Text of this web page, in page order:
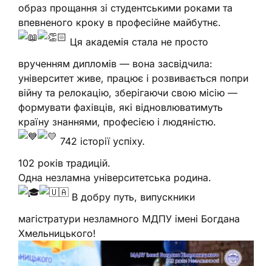
образ прощання зі студентськими роками та
впевненого кроку в професійне майбутнє.
Ця академія стала не просто
врученням дипломів — вона засвідчила:
університет живе, працює і розвивається попри
війну та релокацію, зберігаючи свою місію —
формувати фахівців, які відновлюватимуть
країну знаннями, професією і людяністю.
742 історії успіху.
102 років традицій.
Одна незламна університетська родина.
В добру путь, випускники
магістратури незламного МДПУ імені Богдана
Хмельницького!